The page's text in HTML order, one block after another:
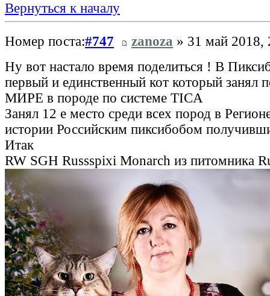
Вернуться к началу
Номер поста:#747 zanoza » 31 май 2018,
Ну вот настало время поделиться ! В
первый и единственный кот который занял
МИРЕ в породе по системе TICA
Занял 12 е место среди всех пород в
истории Российским пиксибобом
Итак
RW SGH Russspixi Monarch из питомника